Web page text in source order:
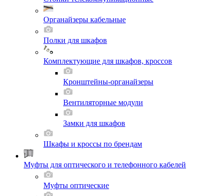
Органайзеры кабельные
Полки для шкафов
Комплектующие для шкафов, кроссов
Кронштейны-органайзеры
Вентиляторные модули
Замки для шкафов
Шкафы и кроссы по брендам
Муфты для оптического и телефонного кабелей
Муфты оптические